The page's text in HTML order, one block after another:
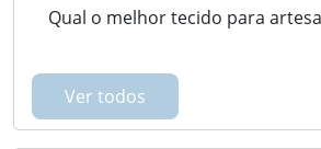
Qual o melhor tecido para
Ver todos